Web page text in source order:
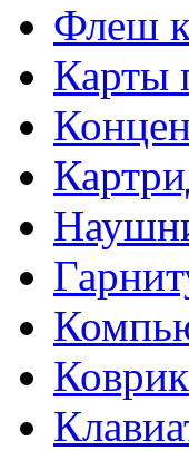
Флеш
Карты